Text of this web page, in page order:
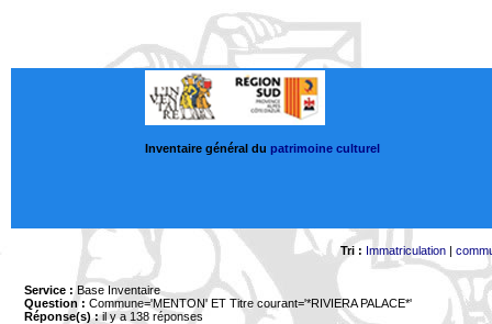
Inventaire général du patrimoine culturel
Tri : Immatriculation|
Service : Base Inventaire
Question : Commune='MENTON' ET Titre courant='*RIVIERA PALACE*'
Réponse(s) :il y a 138 réponses